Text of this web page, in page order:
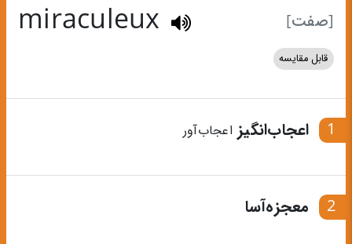
[صفت] miraculeux
قابل مقایسه
1 اعجاب‌انگیز اعجاب‌آور
2 معجزه‌آسا